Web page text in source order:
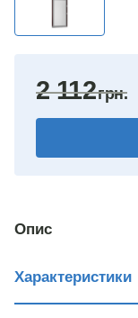
2 112
Опис
Характеристики